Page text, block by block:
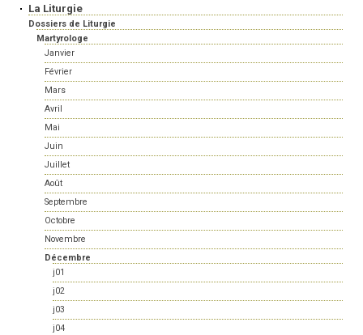
La Liturgie
Dossiers de Liturgie
Martyrologe
Janvier
Février
Mars
Avril
Mai
Juin
Juillet
Août
Septembre
Octobre
Novembre
Décembre
j01
j02
j03
j04